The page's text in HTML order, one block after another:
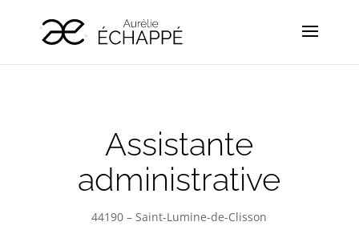
Assistante
administrative
44190 – Saint-Lumine-de-Clisson